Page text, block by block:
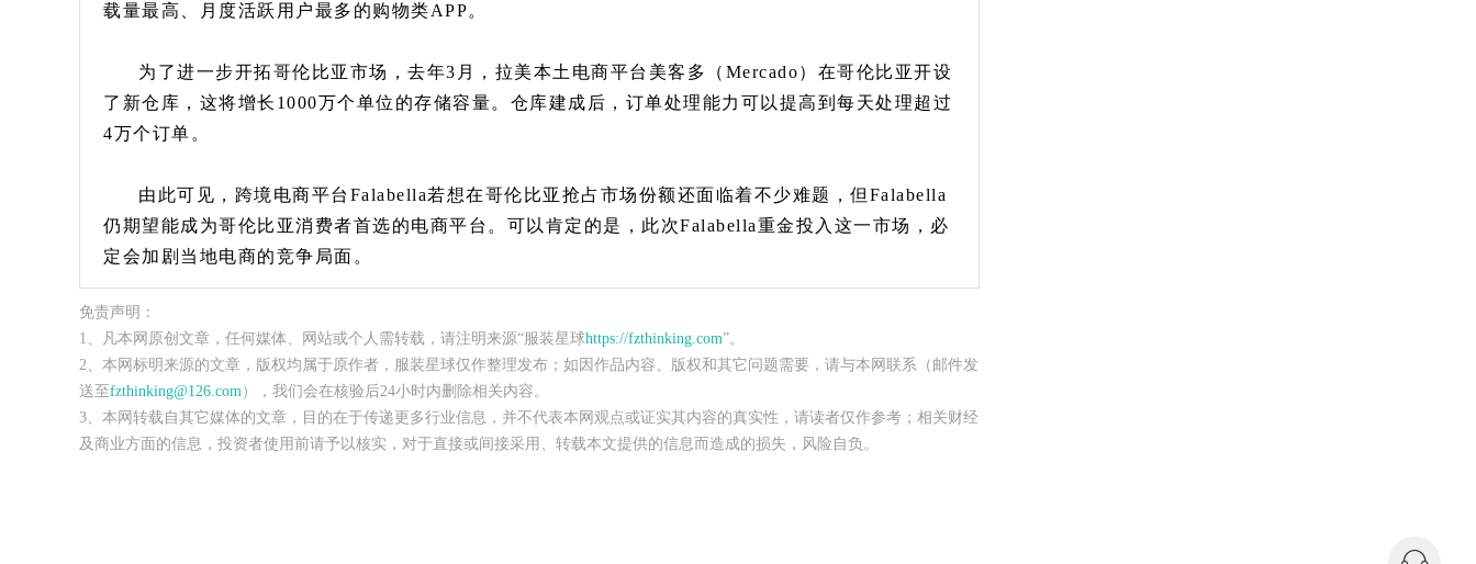
载量最高、月度活跃用户最多的购物类APP。
为了进一步开拓哥伦比亚市场，去年3月，拉美本土电商平台美客多（Mercado）在哥伦比亚开设
了新仓库，这将增长1000万个单位的存储容量。仓库建成后，订单处理能力可以提高到每天处理超过
4万个订单。
由此可见，跨境电商平台Falabella若想在哥伦比亚抢占市场份额还面临着不少难题，但Falabella
仍期望能成为哥伦比亚消费者首选的电商平台。可以肯定的是，此次Falabella重金投入这一市场，必
定会加剧当地电商的竞争局面。
免责声明：
1、凡本网原创文章，任何媒体、网站或个人需转载，请注明来源“服装星球https://fzthinking.com”。
2、本网标明来源的文章，版权均属于原作者，服装星球仅作整理发布；如因作品内容、版权和其它问题需要，请与本网联系（邮件发
送至fzthinking@126.com），我们会在核验后24小时内删除相关内容。
3、本网转载自其它媒体的文章，目的在于传递更多行业信息，并不代表本网观点或证实其内容的真实性，请读者仅作参考；相关财经
及商业方面的信息，投资者使用前请予以核实，对于直接或间接采用、转载本文提供的信息而造成的损失，风险自负。